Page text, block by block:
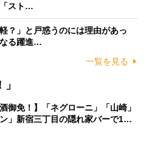
スト…
？」と戸惑うのには理由があっ
る躍進…
一覧を見る
御免！】「ネグローニ」「山崎」
ン」新宿三丁目の隠れ家バーで1…